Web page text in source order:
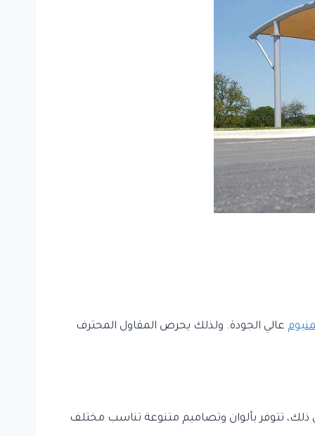
عالي الجودة. ولذلك يحرص المقاول المحترف
ذلك، تتوفر بألوان وتصاميم متنوعة تناسب مختلف